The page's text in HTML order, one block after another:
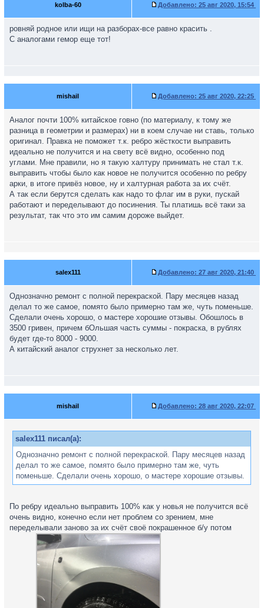
kolba-60 Добавлено: 25 авг 2020, 15:54
ровняй родное или ищи на разборах-все равно красить .
С аналогами гемор еще тот!
mishail Добавлено: 25 авг 2020, 22:25
Аналог почти 100% китайское говно (по материалу, к тому же
разница в геометрии и размерах) ни в коем случае ни ставь, только
оригинал. Правка не поможет т.к. ребро жёсткости выправить
идеально не получится и на свету всё видно, особенно под
углами. Мне правили, но я такую халтуру принимать не стал т.к.
выправить чтобы было как новое не получится особенно по ребру
арки, в итоге привёз новое, ну и халтурная работа за их счёт.
А так если берутся сделать как надо то флаг им в руки, пускай
работают и переделывают до посинения. Ты платишь всё таки за
результат, так что это им самим дороже выйдет.
salex111 Добавлено: 27 авг 2020, 21:40
Однозначно ремонт с полной перекраской. Пару месяцев назад
делал то же самое, помято было примерно там же, чуть поменьше.
Сделали очень хорошо, о мастере хорошие отзывы. Обошлось в
3500 гривен, причем бОльшая часть суммы - покраска, в рублях
будет где-то 8000 - 9000.
А китайский аналог струхнет за несколько лет.
mishail Добавлено: 28 авг 2020, 22:07
salex111 писал(а):
Однозначно ремонт с полной перекраской. Пару месяцев назад
делал то же самое, помято было примерно там же, чуть
поменьше. Сделали очень хорошо, о мастере хорошие отзывы.
По ребру идеально выправить 100% как у новья не получится всё
очень видно, конечно если нет проблем со зрением, мне
переделывали заново за их счёт своё покрашенное б/у потом